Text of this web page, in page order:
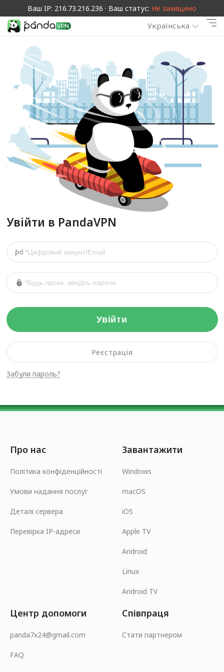
Ваш IP: 216.73.216.236 · Ваш статус: Не захищено
Українська
Увійти в PandaVPN
Увійти
Забули пароль?
Реєстрація
Про нас
Політика конфіденційності
Умови надання послуг
Деталі сервера
Перевірка IP-адреси
Завантажити
Windows
macOS
iOS
Apple TV
Android
Linux
Android TV
Центр допомоги
panda7x24@gmail.com
FAQ
Співпраця
Стати партнером